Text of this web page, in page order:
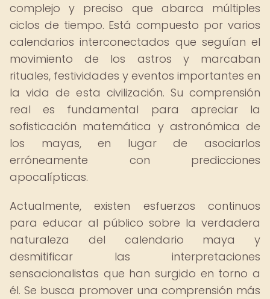
complejo y preciso que abarca múltiples
ciclos de tiempo. Está compuesto por varios
calendarios interconectados que seguían el
movimiento de los astros y marcaban
rituales, festividades y eventos importantes en
la vida de esta civilización. Su comprensión
real es fundamental para apreciar la
sofisticación matemática y astronómica de
los mayas, en lugar de asociarlos
erróneamente con predicciones
apocalípticas.
Actualmente, existen esfuerzos continuos
para educar al público sobre la verdadera
naturaleza del calendario maya y
desmitificar las interpretaciones
sensacionalistas que han surgido en torno a
él. Se busca promover una comprensión más